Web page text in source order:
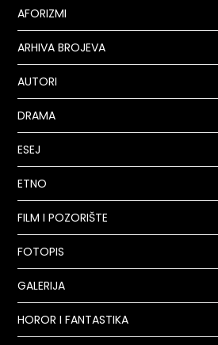
AFORIZMI
ARHIVA BROJEVA
AUTORI
DRAMA
ESEJ
ETNO
FILM I POZORIŠTE
FOTOPIS
GALERIJA
HOROR I FANTASTIKA